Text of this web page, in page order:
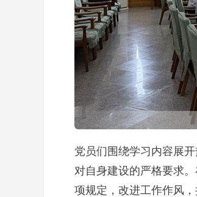
党员们围绕学习内容展
对自身建设的严格要求
项规定，改进工作作风